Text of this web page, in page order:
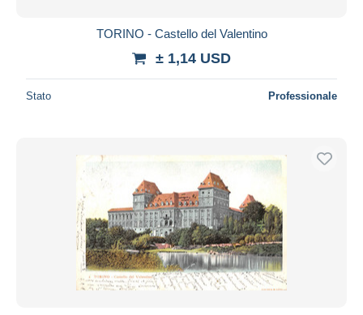
TORINO - Castello del Valentino
± 1,14 USD
Stato Professionale